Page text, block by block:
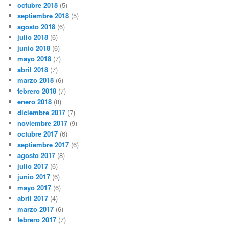
octubre 2018 (5)
septiembre 2018 (5)
agosto 2018 (6)
julio 2018 (6)
junio 2018 (6)
mayo 2018 (7)
abril 2018 (7)
marzo 2018 (6)
febrero 2018 (7)
enero 2018 (8)
diciembre 2017 (7)
noviembre 2017 (9)
octubre 2017 (6)
septiembre 2017 (6)
agosto 2017 (8)
julio 2017 (6)
junio 2017 (6)
mayo 2017 (6)
abril 2017 (4)
marzo 2017 (6)
febrero 2017 (7)